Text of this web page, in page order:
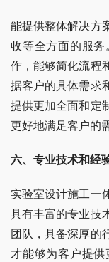
能提供整体解决方
收等全方面的服
作，能够简化流程
据客户的具体需求
提供更加全面和定
更好地满足客户的
六、专业技术和经
实验室设计施工一
具有丰富的专业技
团队，具备深厚的
才能够为客户提